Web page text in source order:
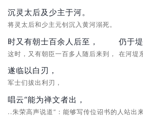
沉灵太后及少主于河。
将灵太后和少主元钊沉入黄河溺死。
时又有朝士百余人后至，
这时，又有朝臣一百多人随后来到，
仍于
在河堤
遂临以白刃，
军士们拔出利刃，
唱云“能为禅文者出，
..朱荣高声说道“：能够写传位诏书的人站出